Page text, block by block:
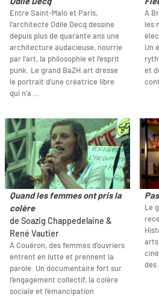
Entre Saint-Malo et Paris,
l’architecte Odile Decq dessine
depuis plus de quarante ans une
architecture audacieuse, nourrie
par l’art, la philosophie et l’esprit
punk. Le grand BaZH.art dresse
le portrait d’une créatrice libre
qui n’a …
À
les
Un
et
Quand les femmes ont pris la
colère
de Soazig Chappedelaine &
René Vautier
À Couëron, des femmes d’ouvriers
entrent en lutte et prennent la
parole. Un documentaire fort sur
l’engagement collectif, la colère
sociale et l’émancipation
Le
arts
des